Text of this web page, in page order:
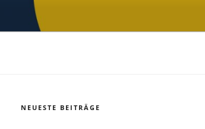
NEUESTE BEITRÄGE